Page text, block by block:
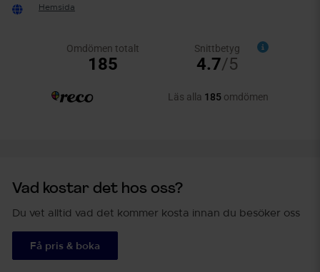
Hemsida
Vad kostar det hos oss?
Du vet alltid vad det kommer kosta innan du besöker oss
Få pris & boka